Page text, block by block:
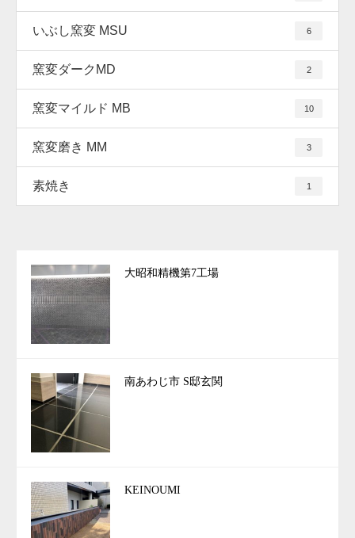
いぶし窯変 MSU 6
窯変ダークMD 2
窯変マイルド MB 10
窯変磨き MM 3
素焼き 1
大昭和精機第7工場
南あわじ市 S邸玄関
KEINOUMI